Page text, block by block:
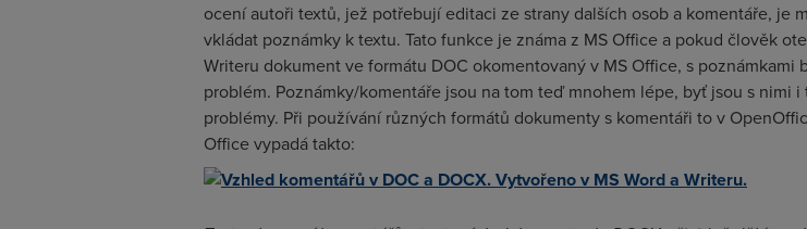
ocení autoři textů, jež potřebují editaci ze strany dalších osob a komentáře, je
vkládat poznámky k textu. Tato funkce je známa z MS Office a pokud člověk
Writeru dokument ve formátu DOC okomentovaný v MS Office, s poznámkami
problém. Poznámky/komentáře jsou na tom teď mnohem lépe, byť jsou s nimi i
problémy. Při používání různých formátů dokumenty s komentáři to v
Office vypadá takto: